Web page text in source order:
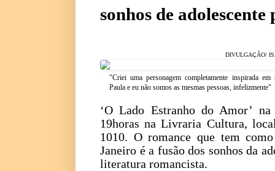
sonhos de
DIVULGAÇÃO/
"Criei uma personagem completamente inspirada
Paula e eu não somos as mesmas pessoas, infelizmente"
‘O Lado Estranho do Amor’
19horas na Livraria Cultura,
1010. O romance que tem
Janeiro é a fusão dos sonhos da
literatura romancista.